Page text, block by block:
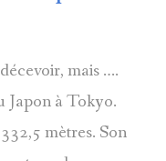
mais ….
Japon à Tokyo.
mètres. Son